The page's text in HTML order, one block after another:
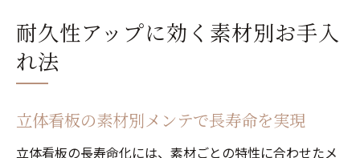
耐久性アップに効く素材別お手入
れ法
立体看板の素材別メンテで長寿命を実現
立体看板の長寿命化には、素材ごとの特性に合わせたメ